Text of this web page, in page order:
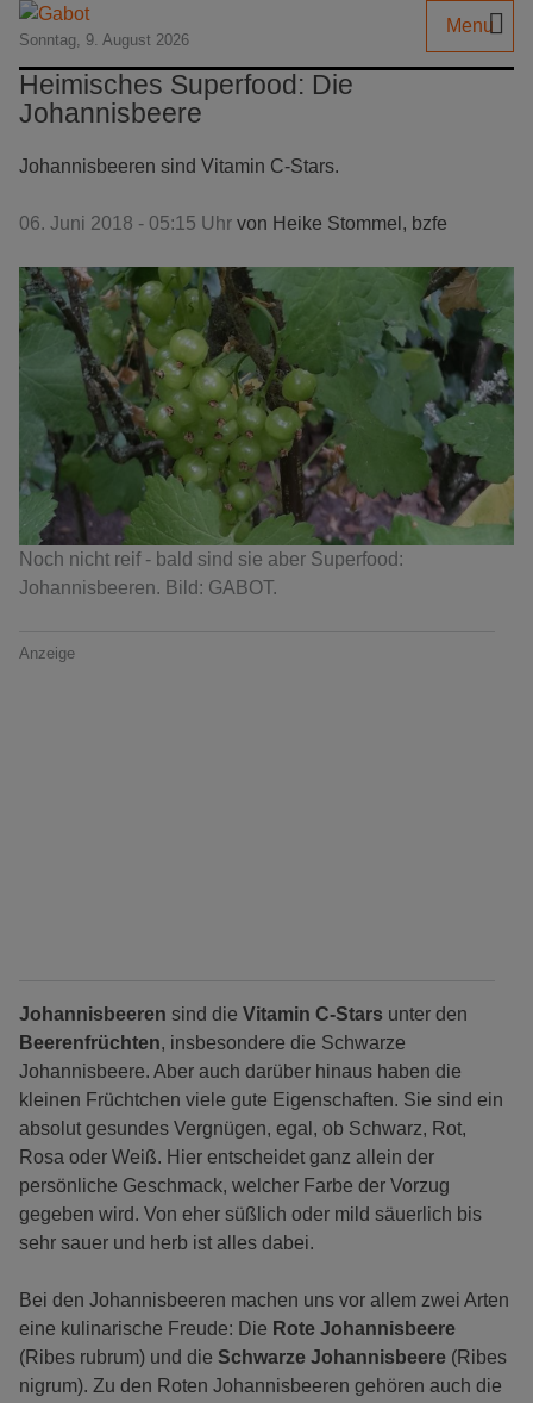
Sonntag, 9. August 2026
Menu
Heimisches Superfood: Die
Johannisbeere
Johannisbeeren sind Vitamin C-Stars.
06. Juni 2018 - 05:15 Uhr von Heike Stommel, bzfe
Noch nicht reif - bald sind sie aber Superfood:
Johannisbeeren. Bild: GABOT.
Anzeige
Johannisbeeren sind die Vitamin C-Stars unter den
Beerenfrüchten, insbesondere die Schwarze
Johannisbeere. Aber auch darüber hinaus haben die
kleinen Früchtchen viele gute Eigenschaften. Sie sind ein
absolut gesundes Vergnügen, egal, ob Schwarz, Rot,
Rosa oder Weiß. Hier entscheidet ganz allein der
persönliche Geschmack, welcher Farbe der Vorzug
gegeben wird. Von eher süßlich oder mild säuerlich bis
sehr sauer und herb ist alles dabei.
Bei den Johannisbeeren machen uns vor allem zwei Arten
eine kulinarische Freude: Die Rote Johannisbeere
(Ribes rubrum) und die Schwarze Johannisbeere (Ribes
nigrum). Zu den Roten Johannisbeeren gehören auch die